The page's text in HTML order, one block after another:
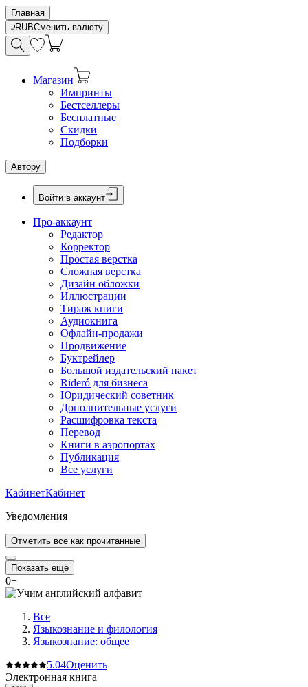
Главная
RUBСменить валюту
Магазин
Импринты
Бестселлеры
Бесплатные
Скидки
Подборки
Автору
Войти в аккаунт
Про-аккаунт
Редактор
Корректор
Простая верстка
Сложная верстка
Дизайн обложки
Иллюстрации
Тираж книги
Аудиокнига
Офлайн-продажи
Продвижение
Буктрейлер
Большой издательский пакет
Rideró для бизнеса
Юридический советник
Дополнительные услуги
Расшифровка текста
Перевод
Книги в аэропортах
Публикация
Все услуги
КабинетКабинет
Уведомления
Отметить все как прочитанные
Показать ещё
0+
Все
Языкознание и филология
Языкознание: общее
5.04Оценить
Электронная книга